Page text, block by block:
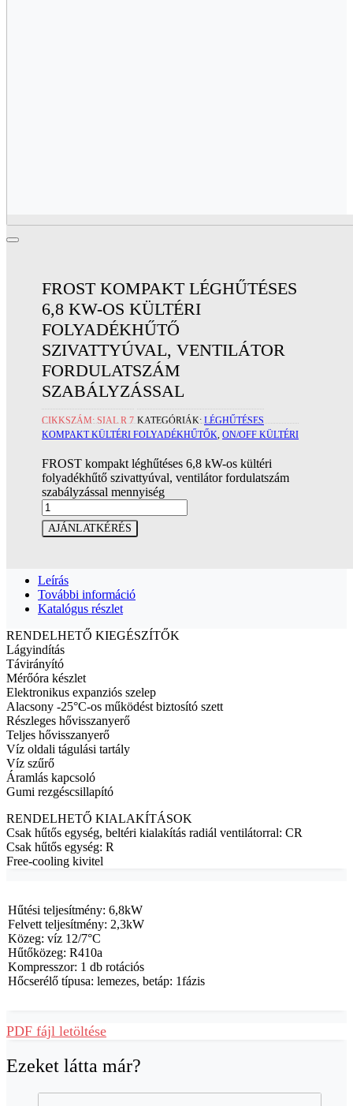
FROST KOMPAKT LÉGHŰTÉSES
6,8 KW-OS KÜLTÉRI
FOLYADÉKHŰTŐ
SZIVATTYÚVAL, VENTILÁTOR
FORDULATSZÁM
SZABÁLYZÁSSAL
CIKKSZÁM:SIAL R 7 KATEGÓRIÁK:LÉGHŰTÉSES
KOMPAKT KÜLTÉRI FOLYADÉKHŰTŐK, ON/OFF KÜLTÉRI
FROST kompakt léghűtéses 6,8 kW-os kültéri
folyadékhűtő szivattyúval, ventilátor fordulatszám
szabályzással mennyiség
AJÁNLATKÉRÉS
Leírás
További információ
Katalógus részlet
RENDELHETŐ KIEGÉSZÍTŐK
Lágyindítás
Távirányító
Mérőóra készlet
Elektronikus expanziós szelep
Alacsony -25°C-os működést biztosító szett
Részleges hővisszanyerő
Teljes hővisszanyerő
Víz oldali tágulási tartály
Víz szűrő
Áramlás kapcsoló
Gumi rezgéscsillapító
RENDELHETŐ KIALAKÍTÁSOK
Csak hűtős egység, beltéri kialakítás radiál ventilátorral: CR
Csak hűtős egység: R
Free-cooling kivitel
Hűtési teljesítmény: 6,8kW
Felvett teljesítmény: 2,3kW
Közeg: víz 12/7°C
Hűtőközeg: R410a
Kompresszor: 1 db rotációs
Hőcserélő típusa: lemezes, betáp: 1fázis
PDF fájl letöltése
Ezeket látta már?